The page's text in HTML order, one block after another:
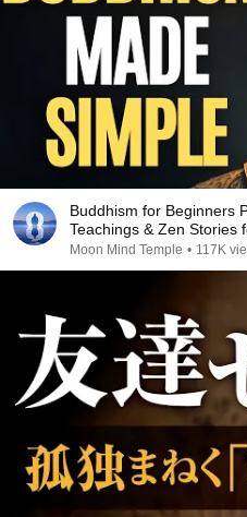
Buddhism for Beginners
Teachings & Zen Stories
Moon Mind Temple • 117K